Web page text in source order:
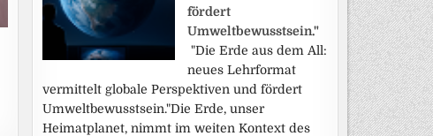
fördert
Umweltbewusstsein."
"Die Erde aus dem All:
neues Lehrformat
vermittelt globale Perspektiven und fördert
Umweltbewusstsein."Die Erde, unser
Heimatplanet, nimmt im weiten Kontext des